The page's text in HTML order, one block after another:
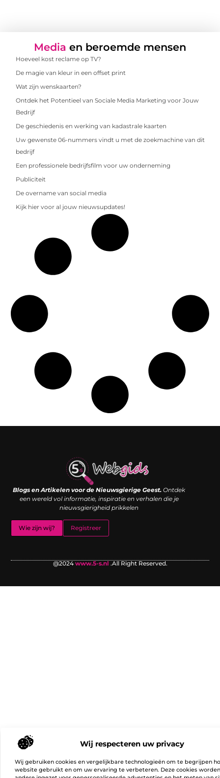
Wij respecteren uw privacy
Wij gebruiken cookies en vergelijkbare technologieën om te begrijpen
website gebruikt en om uw ervaring te verbeteren. Deze cookies
Media en beroemde mensen
Hoeveel kost reclame op TV?
De magie van kleur in een offset print
Wat zijn wenskaarten?
Ontdek het Potentieel van Sociale Media Marketing voor Jouw
Bedrijf
De geschiedenis en werking van kadastrale kaarten
Uw gewenste 06-nummers vindt u met de zoekmachine van dit
bedrijf
Een professionele bedrijfsfilm voor uw onderneming
Publiciteit
De overname van social media
Kijk hier voor al jouw nieuwsupdates!
Blogs en Artikelen voor de Nieuwsgierige Geest. Ontdek
een wereld vol informatie, inspiratie en verhalen die je
nieuwsgierigheid prikkelen
Wie zijn wij? Registreer
@2024 www.5-s.nl .All Right Reserved.